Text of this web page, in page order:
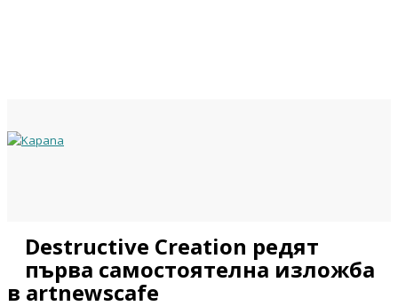
Destructive Creation редят
първа самостоятелна изложба
в artnewscafe
Year
Month
Year
Month